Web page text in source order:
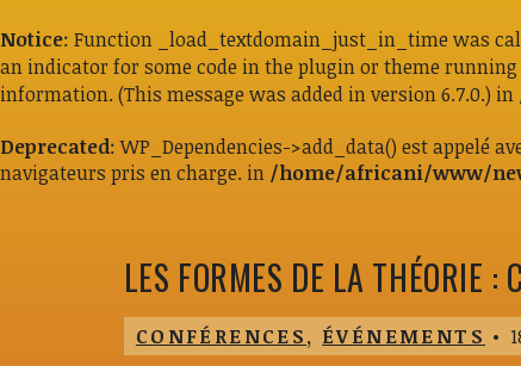
Notice: Function _load_textdomain_just_in_time was
an indicator for some code in the plugin or theme
information. (This message was added in version 6.7.0.) in
Deprecated: WP_Dependencies->add_data() est appelé
navigateurs pris en charge. in /home/africani/www/
LES FORMES DE LA THÉORIE :
CONFÉRENCES, ÉVÉNEMENTS •